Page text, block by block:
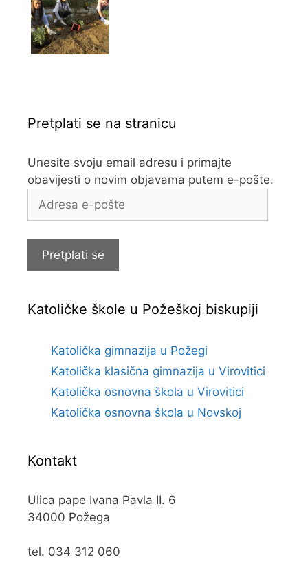
Pretplati se na stranicu
Unesite svoju email adresu i primajte
obavijesti o novim objavama putem e-pošte.
Adresa
Pretplati se
Katoličke škole u Požeškoj biskupiji
Katolička gimnazija u Požegi
Katolička klasična gimnazija u Virovitici
Katolička osnovna škola u Virovitici
Katolička osnovna škola u Novskoj
Kontakt
Ulica pape Ivana Pavla II. 6
34000 Požega
tel. 034 312 060